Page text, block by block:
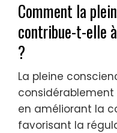
Comment la
contribue-t-elle
?
La pleine
en améliorant la
favorisant la